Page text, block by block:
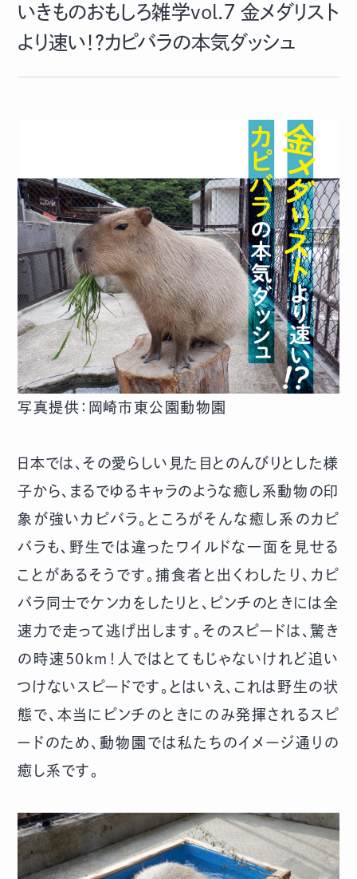
いきものおもしろ雑学vol.７ 金メダリスト
より速い！？カピバラの本気ダッシュ
写真提供：岡崎市東公園動物園
日本では、その愛らしい見た目とのんびりとした様
子から、まるでゆるキャラのような癒し系動物の印
象が強いカピバラ。ところがそんな癒し系のカピ
バラも、野生では違ったワイルドな一面を見せる
ことがあるそうです。捕食者と出くわしたり、カピ
バラ同士でケンカをしたりと、ピンチのときには全
速力で走って逃げ出します。そのスピードは、驚き
の時速50km！人ではとてもじゃないけれど追い
つけないスピードです。とはいえ、これは野生の状
態で、本当にピンチのときにのみ発揮されるスピ
ードのため、動物園では私たちのイメージ通りの
癒し系です。